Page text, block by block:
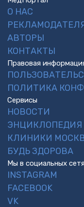
О НАС
АВТОРЫ
КОНТАКТЫ
Правовая
ПОЛИТИКА
Сервисы
НОВОСТИ
ЭНЦИКЛОПЕДИЯ
КЛИНИКИ
БУДЬ ЗДОРОВА
Мы в социальных
INSTAGRAM
FACEBOOK
VK